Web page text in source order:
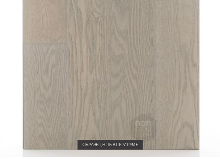
ОБРАЗЕЦ ЕСТЬ В ШОУ-РУМЕ